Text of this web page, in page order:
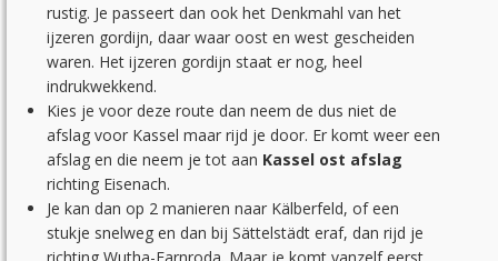
rustig. Je passeert dan ook het Denkmahl van het
ijzeren gordijn, daar waar oost en west gescheiden
waren. Het ijzeren gordijn staat er nog, heel
indrukwekkend.
Kies je voor deze route dan neem de dus niet de
afslag voor Kassel maar rijd je door. Er komt weer een
afslag en die neem je tot aan Kassel ost afslag
richting Eisenach.
Je kan dan op 2 manieren naar Kälberfeld, of een
stukje snelweg en dan bij Sättelstädt eraf, dan rijd je